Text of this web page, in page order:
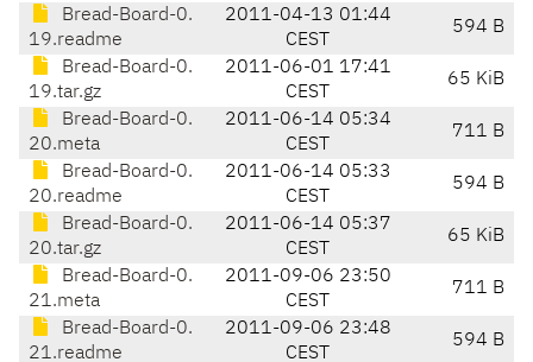
Bread-Board-0.
19.readme
2011-04-13 01:44
CEST
594 B
Bread-Board-0.
19.tar.gz
2011-06-01 17:41
CEST
65 KiB
Bread-Board-0.
20.meta
2011-06-14 05:34
CEST
711 B
Bread-Board-0.
20.readme
2011-06-14 05:33
CEST
594 B
Bread-Board-0.
20.tar.gz
2011-06-14 05:37
CEST
65 KiB
Bread-Board-0.
21.meta
2011-09-06 23:50
CEST
711 B
Bread-Board-0.
21.readme
2011-09-06 23:48
CEST
594 B